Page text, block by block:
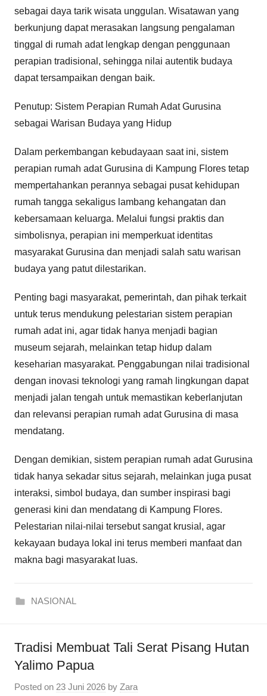
sebagai daya tarik wisata unggulan. Wisatawan yang
berkunjung dapat merasakan langsung pengalaman
tinggal di rumah adat lengkap dengan penggunaan
perapian tradisional, sehingga nilai autentik budaya
dapat tersampaikan dengan baik.
Penutup: Sistem Perapian Rumah Adat Gurusina
sebagai Warisan Budaya yang Hidup
Dalam perkembangan kebudayaan saat ini, sistem
perapian rumah adat Gurusina di Kampung Flores tetap
mempertahankan perannya sebagai pusat kehidupan
rumah tangga sekaligus lambang kehangatan dan
kebersamaan keluarga. Melalui fungsi praktis dan
simbolisnya, perapian ini memperkuat identitas
masyarakat Gurusina dan menjadi salah satu warisan
budaya yang patut dilestarikan.
Penting bagi masyarakat, pemerintah, dan pihak terkait
untuk terus mendukung pelestarian sistem perapian
rumah adat ini, agar tidak hanya menjadi bagian
museum sejarah, melainkan tetap hidup dalam
keseharian masyarakat. Penggabungan nilai tradisional
dengan inovasi teknologi yang ramah lingkungan dapat
menjadi jalan tengah untuk memastikan keberlanjutan
dan relevansi perapian rumah adat Gurusina di masa
mendatang.
Dengan demikian, sistem perapian rumah adat Gurusina
tidak hanya sekadar situs sejarah, melainkan juga pusat
interaksi, simbol budaya, dan sumber inspirasi bagi
generasi kini dan mendatang di Kampung Flores.
Pelestarian nilai-nilai tersebut sangat krusial, agar
kekayaan budaya lokal ini terus memberi manfaat dan
makna bagi masyarakat luas.
NASIONAL
Tradisi Membuat Tali Serat Pisang Hutan
Yalimo Papua
Posted on 23 Juni 2026 by Zara